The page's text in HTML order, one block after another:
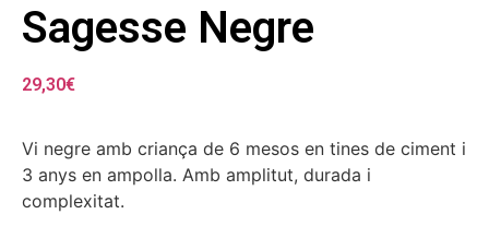
Sagesse Negre
29,30€
Vi negre amb criança de 6 mesos en tines de ciment i
3 anys en ampolla. Amb amplitut, durada i
complexitat.